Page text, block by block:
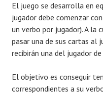
El juego se desarrolla en
jugador debe comenzar
un verbo por jugador). A la
pasar una de sus cartas al
recibirán una del jugador de
El objetivo es conseguir
correspondientes a su